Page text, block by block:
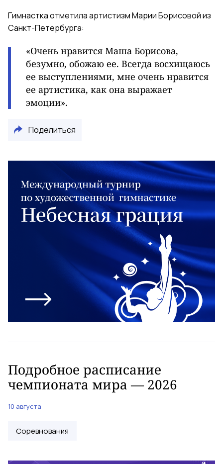
Гимнастка отметила артистизм Марии Борисовой из
Санкт-Петербурга:
«Очень нравится Маша Борисова,
безумно, обожаю ее. Всегда восхищаюсь
ее выступлениями, мне очень нравится
ее артистика, как она выражает
эмоции».
Поделиться
Подробное расписание
чемпионата мира — 2026
10 августа
Соревнования